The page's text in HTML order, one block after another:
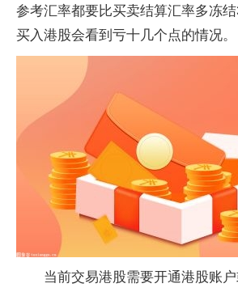
参考汇率都要比买卖结算汇率多冻
买入港股会看到亏十几个点的情况。
当前交易港股需要开通港股账